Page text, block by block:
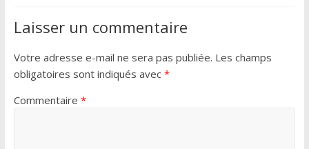
Laisser un commentaire
Votre adresse e-mail ne sera pas publiée. Les champs
obligatoires sont indiqués avec *
Commentaire *